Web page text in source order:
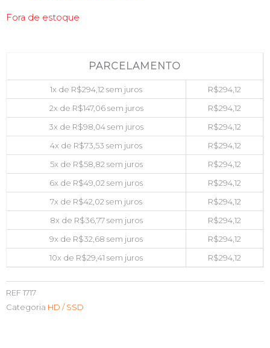
Fora de estoque
PARCELAMENTO
1x de R$294,12 sem juros R$294,12
2x de R$147,06sem juros R$294,12
3x de R$98,04sem juros R$294,12
4x de R$73,53 sem juros R$294,12
5x de R$58,82 sem juros R$294,12
6x de R$49,02 sem juros R$294,12
7x de R$42,02 sem juros R$294,12
8x de R$36,77sem juros R$294,12
9x de R$32,68 sem juros R$294,12
10x de R$29,41 sem juros R$294,12
REF1717
Categoria HD / SSD